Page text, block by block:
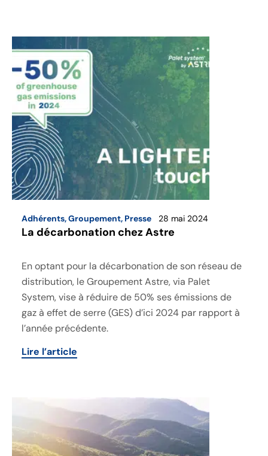
Adhérents,Groupement, Presse 28 mai 2024
La décarbonation chez Astre
En optant pour la décarbonation de son réseau de
distribution, le Groupement Astre, via Palet
System, vise à réduire de 50% ses émissions de
gaz à effet de serre (GES) d’ici 2024 par rapport à
l’année précédente.
Lire l’article